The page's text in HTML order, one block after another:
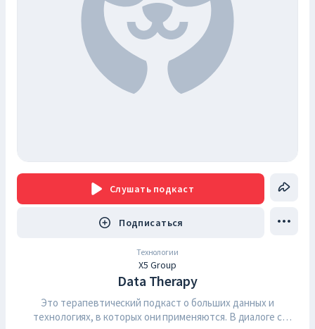
Слушать подкаст
Подписаться
Технологии
X5 Group
Data Therapy
Это терапевтический подкаст о больших данных и
технологиях, в которых они применяются. В диалоге с